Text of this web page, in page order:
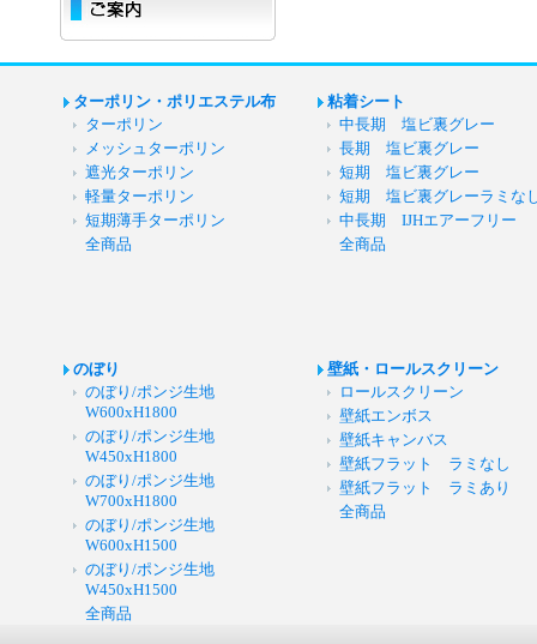
ターポリン・ポリエステル布
ターポリン
メッシュターポリン
遮光ターポリン
軽量ターポリン
短期薄手ターポリン
全商品
粘着シート
中長期 塩ビ裏グレー
長期 塩ビ裏グレー
短期 塩ビ裏グレー
短期 塩ビ裏グレーラミな
中長期 IJHエアーフリー
全商品
のぼり
のぼり/ポンジ生地
W600xH1800
のぼり/ポンジ生地
W450xH1800
のぼり/ポンジ生地
W700xH1800
のぼり/ポンジ生地
W600xH1500
のぼり/ポンジ生地
W450xH1500
全商品
壁紙・ロールスクリーン
ロールスクリーン
壁紙エンボス
壁紙キャンバス
壁紙フラット ラミなし
壁紙フラット ラミあり
全商品